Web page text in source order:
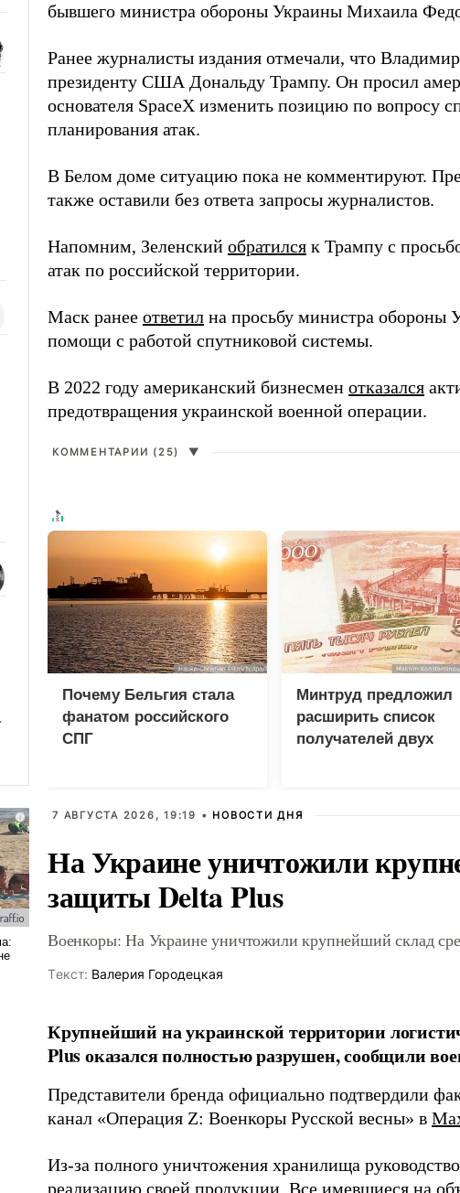
бывшего министра обороны Украины Михаила
Ранее журналисты издания отмечали, что
президенту США Дональду Трампу. Он просил
основателя SpaceX изменить позицию по вопросу
планирования атак.
В Белом доме ситуацию пока не комментируют.
также оставили без ответа запросы журналистов.
Напомним, Зеленский обратился к Трампу с
атак по российской территории.
Маск ранее ответил на просьбу министра
помощи с работой спутниковой системы.
В 2022 году американский бизнесмен отказался
предотвращения украинской военной операции.
КОММЕНТАРИИ (25) ▼
Почему Бельгия стала
фанатом российского
СПГ
Минтруд предложил
расширить список
получателей двух
7 АВГУСТА 2026, 19:19 • НОВОСТИ ДНЯ
На Украине уничтожили
защиты Delta Plus
Военкоры: На Украине уничтожили крупнейший склад
Tекст: Валерия Городецкая
Крупнейший на украинской территории
Plus оказался полностью разрушен, сообщили
Представители бренда официально подтвердили
канал «Операция Z: Военкоры Русской весны» в
Из-за полного уничтожения хранилища
реализацию своей продукции. Все имевшиеся на